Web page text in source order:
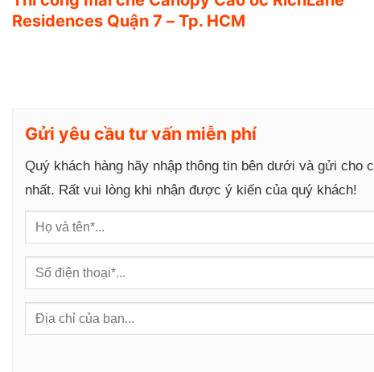
Residences Quận 7 – Tp. HCM
Gửi yêu cầu tư vấn miễn phí
Quý khách hàng hãy nhập thông tin bên dưới và gửi cho
nhất. Rất vui lòng khi nhận được ý kiến của quý khách!